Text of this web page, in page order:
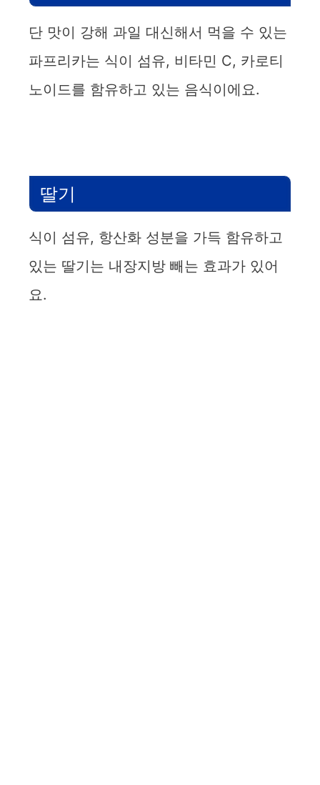
단 맛이 강해 과일 대신해서 먹을 수 있는
파프리카는 식이 섬유, 비타민 C, 카로티
노이드를 함유하고 있는 음식이에요.
딸기
식이 섬유, 항산화 성분을 가득 함유하고
있는 딸기는 내장지방 빼는 효과가 있어
요.